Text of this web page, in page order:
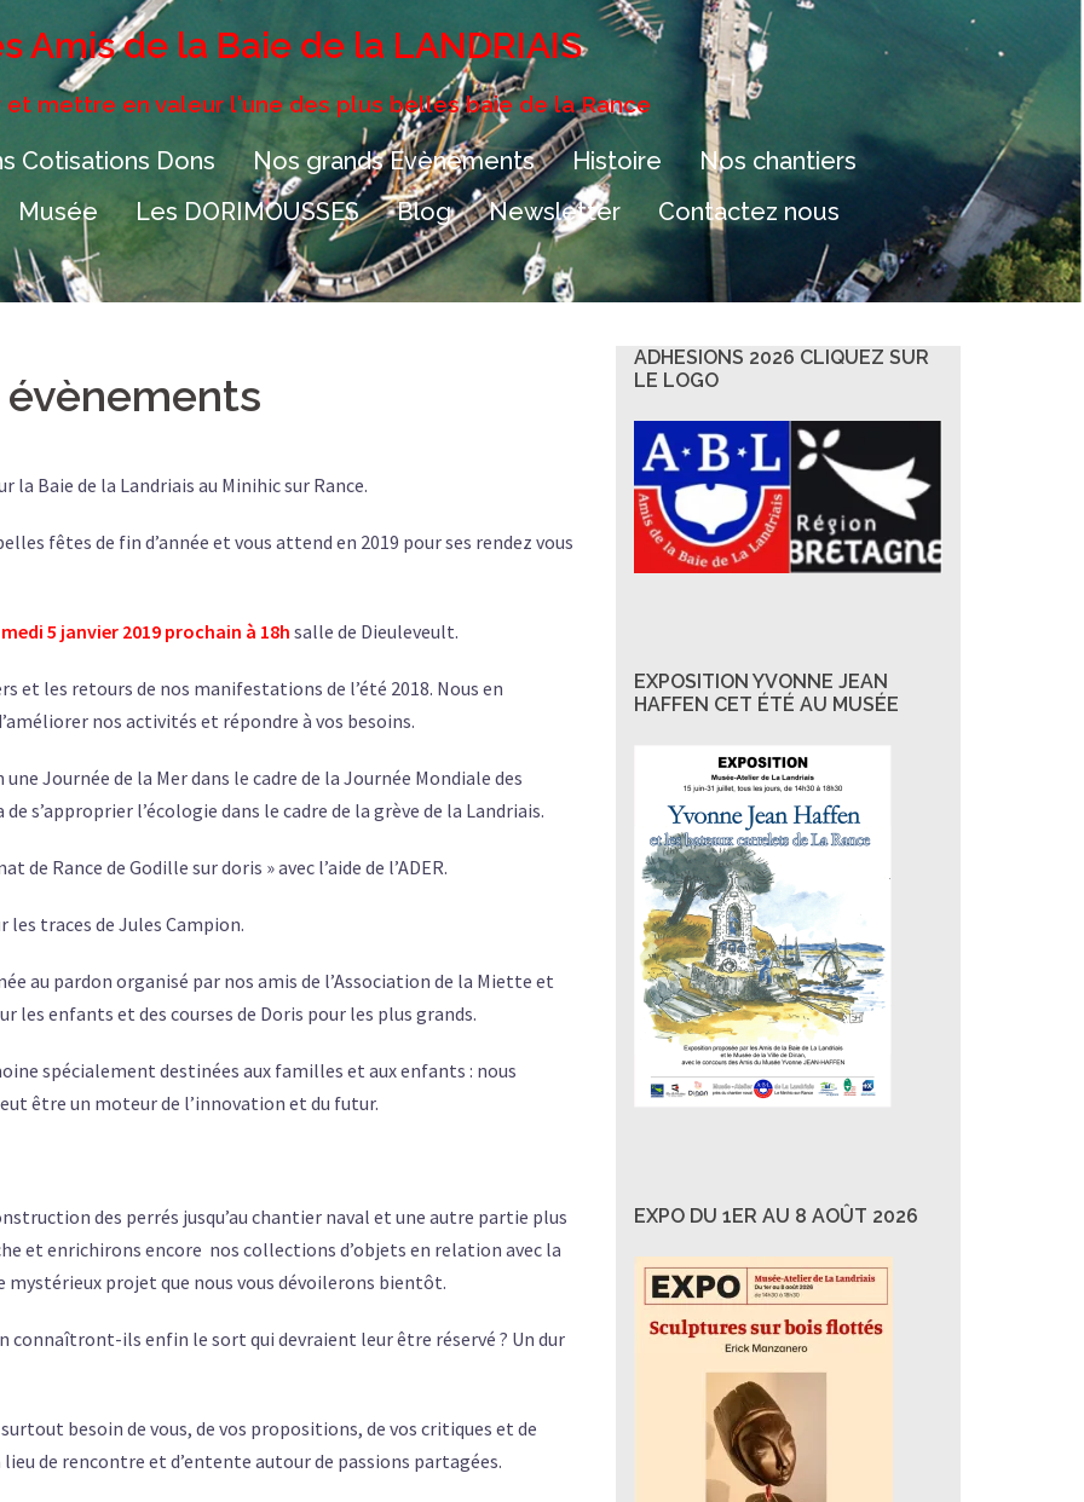
Amis de la Baie de la LANDRIAIS
et mettre en valeur l'une des plus belles baie de la Rance
Cotisations Dons Nos grands Evènements Histoire
Nos chantiers
Musée Les DORIMOUSSES Blog Newsletter Contactez nous
la Baie de la Landriais au Minihic sur Rance.
fêtes de fin d’année et vous attend en 2019 pour ses rendez vous
5 janvier 2019 prochain à 18h salle de Dieuleveult.
et les retours de nos manifestations de l’été 2018. Nous en
nos activités et répondre à vos besoins.
Journée de la Mer dans le cadre de la Journée Mondiale des
s’approprier l’écologie dans le cadre de la grève de la Landriais.
Rance de Godille sur doris » avec l’aide de l’ADER.
les traces de Jules Campion.
au pardon organisé par nos amis de l’Association de la Miette et
enfants et des courses de Doris pour les plus grands.
spécialement destinées aux familles et aux enfants : nous
être un moteur de l’innovation et du futur.
des perrés jusqu’au chantier naval et une autre partie plus
et enrichirons encore nos collections d’objets en relation avec la
projet que nous vous dévoilerons bientôt.
connaîtront-ils enfin le sort qui devraient leur être réservé ? Un dur
besoin de vous, de vos propositions, de vos critiques et de
de rencontre et d’entente autour de passions partagées.
ADHESIONS 2026 CLIQUEZ SUR
LE LOGO
EXPOSITION YVONNE JEAN
HAFFEN CET ÉTÉ AU MUSÉE
EXPO DU 1ER AU 8 AOÛT 2026